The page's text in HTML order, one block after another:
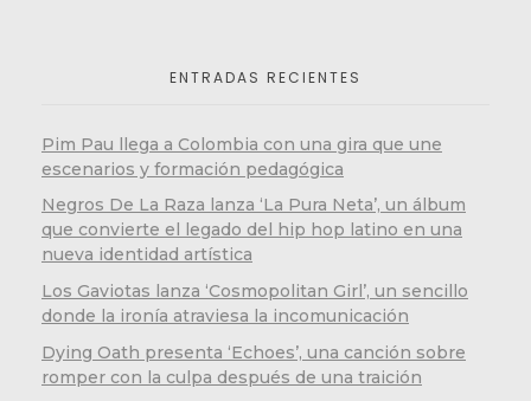
ENTRADAS RECIENTES
Pim Pau llega a Colombia con una gira que une
escenarios y formación pedagógica
Negros De La Raza lanza ‘La Pura Neta’, un álbum
que convierte el legado del hip hop latino en una
nueva identidad artística
Los Gaviotas lanza ‘Cosmopolitan Girl’, un sencillo
donde la ironía atraviesa la incomunicación
Dying Oath presenta ‘Echoes’, una canción sobre
romper con la culpa después de una traición